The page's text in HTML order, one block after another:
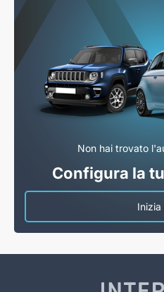
Non hai trovato
Configura la
Inizia